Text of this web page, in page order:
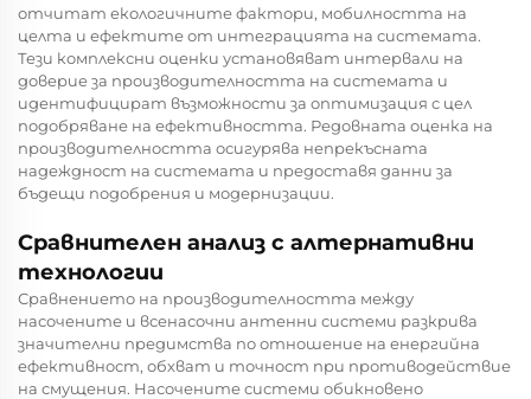
отчитат екологичните фактори, мобилността на
целта и ефектите от интеграцията на системата.
Тези комплексни оценки установяват интервали на
доверие за производителността на системата и
идентифицират възможности за оптимизация с цел
подобряване на ефективността. Редовната оценка на
производителността осигурява непрекъсната
надеждност на системата и предоставя данни за
бъдещи подобрения и модернизации.
Сравнителен анализ с алтернативни
технологии
Сравнението на производителността между
насочените и всенасочни антенни системи разкрива
значителни предимства по отношение на енергийна
ефективност, обхват и точност при противодействие
на смущения. Насочените системи обикновено